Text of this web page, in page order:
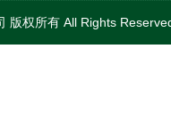
版权所有 All Rights